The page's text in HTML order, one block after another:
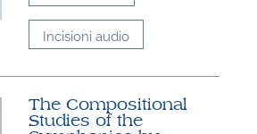
Incisioni audio
The Compositional
Studies of the